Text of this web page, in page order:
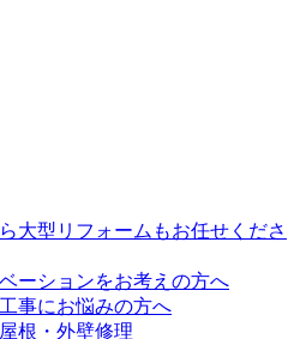
大型リフォームもお任せくださ
ーションをお考えの方へ
事にお悩みの方へ
根・外壁修理